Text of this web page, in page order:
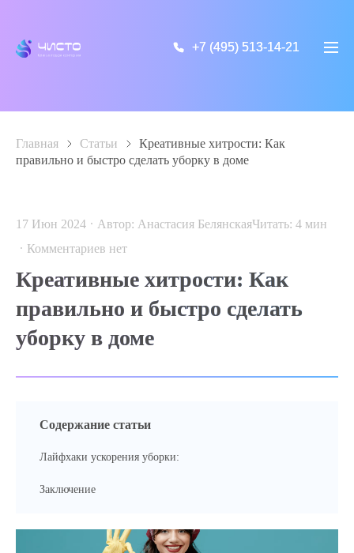
+7 (495) 513-14-21
+7 (495) 513-14-21
Главная > Статьи >
Креативные хитрости: Как
правильно и быстро сделать уборку в доме
17 Июн 2024 Автор: Анастасия БелянскаяЧитать: 4 мин
Комментариев нет
Креативные хитрости: Как
правильно и быстро сделать
уборку в доме
Содержание статьи
Лайфхаки ускорения уборки:
Заключение